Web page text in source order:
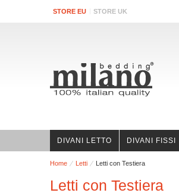
STORE EU STORE UK
DIVANI LETTO DIVANI FISSI
Home Letti Letti con Testiera
Letti con Testiera